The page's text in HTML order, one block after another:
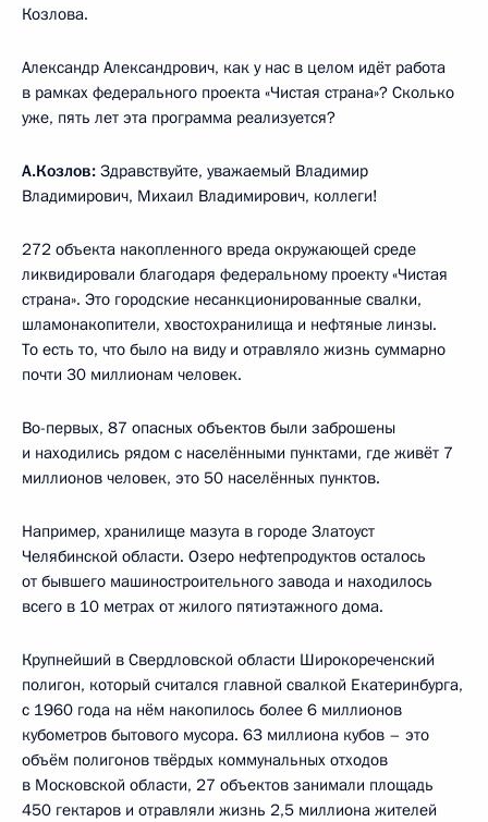
Козлова.
Александр Александрович, как у нас в целом идёт работа
в рамках федерального проекта «Чистая страна»? Сколько
уже, пять лет эта программа реализуется?
А.Козлов: Здравствуйте, уважаемый Владимир
Владимирович, Михаил Владимирович, коллеги!
272 объекта накопленного вреда окружающей среде
ликвидировали благодаря федеральному проекту «Чистая
страна». Это городские несанкционированные свалки,
шламонакопители, хвостохранилища и нефтяные линзы.
То есть то, что было на виду и отравляло жизнь суммарно
почти 30 миллионам человек.
Во-первых, 87 опасных объектов были заброшены
и находились рядом с населёнными пунктами, где живёт 7
миллионов человек, это 50 населённых пунктов.
Например, хранилище мазута в городе Златоуст
Челябинской области. Озеро нефтепродуктов осталось
от бывшего машиностроительного завода и находилось
всего в 10 метрах от жилого пятиэтажного дома.
Крупнейший в Свердловской области Широкореченский
полигон, который считался главной свалкой Екатеринбурга,
с 1960 года на нём накопилось более 6 миллионов
кубометров бытового мусора. 63 миллиона кубов – это
объём полигонов твёрдых коммунальных отходов
в Московской области, 27 объектов занимали площадь
450 гектаров и отравляли жизнь 2,5 миллиона жителей